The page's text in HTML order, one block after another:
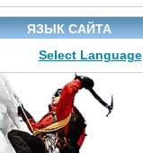
ЯЗЫК САЙТА
Select Language